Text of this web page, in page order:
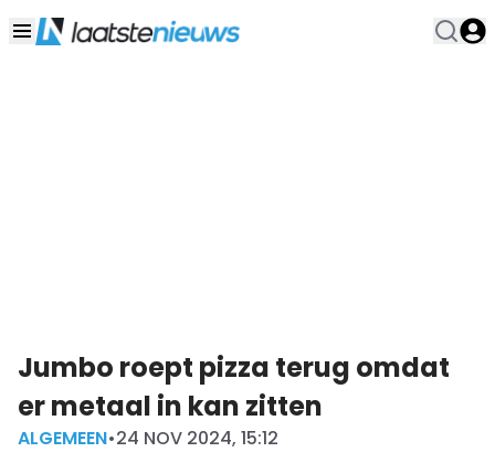
Jumbo roept pizza terug omdat
er metaal in kan zitten
ALGEMEEN•24 NOV 2024, 15:12